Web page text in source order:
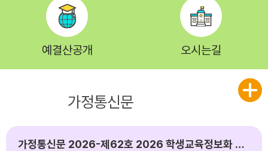
예결산공개 오시는길
가정통신문
가정통신문 2026-제62호 2026 학생교육정보화 지원 안내장